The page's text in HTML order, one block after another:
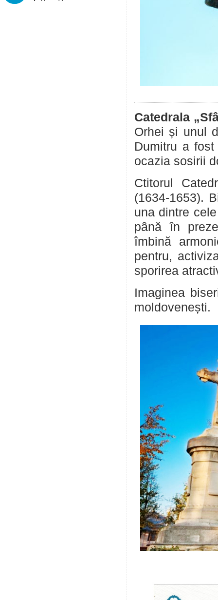
Catedrala
Orhei și unul
Dumitru a
ocazia sosirii
Ctitorul
(1634-1653).
una dintre
până în
îmbină
pentru,
sporirea
Imaginea
moldovenești.